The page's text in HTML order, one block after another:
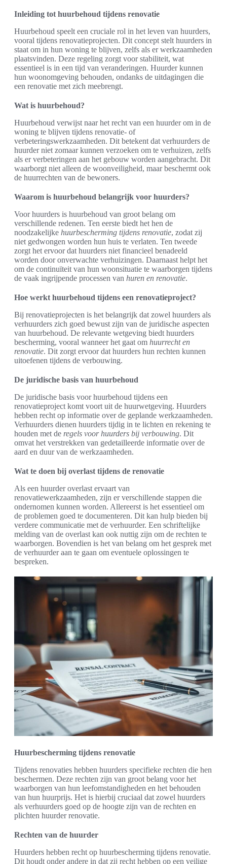
Inleiding tot huurbehoud tijdens renovatie
Huurbehoud speelt een cruciale rol in het leven van huurders,
vooral tijdens renovatieprojecten. Dit concept stelt huurders in
staat om in hun woning te blijven, zelfs als er werkzaamheden
plaatsvinden. Deze regeling zorgt voor stabiliteit, wat
essentieel is in een tijd van veranderingen. Huurder kunnen
hun woonomgeving behouden, ondanks de uitdagingen die
een renovatie met zich meebrengt.
Wat is huurbehoud?
Huurbehoud verwijst naar het recht van een huurder om in de
woning te blijven tijdens renovatie- of
verbeteringswerkzaamheden. Dit betekent dat verhuurders de
huurder niet zomaar kunnen verzoeken om te verhuizen, zelfs
als er verbeteringen aan het gebouw worden aangebracht. Dit
waarborgt niet alleen de woonveiligheid, maar beschermt ook
de huurrechten van de bewoners.
Waarom is huurbehoud belangrijk voor huurders?
Voor huurders is huurbehoud van groot belang om
verschillende redenen. Ten eerste biedt het hen de
noodzakelijke huurbescherming tijdens renovatie, zodat zij
niet gedwongen worden hun huis te verlaten. Ten tweede
zorgt het ervoor dat huurders niet financieel benadeeld
worden door onverwachte verhuizingen. Daarnaast helpt het
om de continuïteit van hun woonsituatie te waarborgen tijdens
de vaak ingrijpende processen van huren en renovatie.
Hoe werkt huurbehoud tijdens een renovatieproject?
Bij renovatieprojecten is het belangrijk dat zowel huurders als
verhuurders zich goed bewust zijn van de juridische aspecten
van huurbehoud. De relevante wetgeving biedt huurders
bescherming, vooral wanneer het gaat om huurrecht en
renovatie. Dit zorgt ervoor dat huurders hun rechten kunnen
uitoefenen tijdens de verbouwing.
De juridische basis van huurbehoud
De juridische basis voor huurbehoud tijdens een
renovatieproject komt voort uit de huurwetgeving. Huurders
hebben recht op informatie over de geplande werkzaamheden.
Verhuurders dienen huurders tijdig in te lichten en rekening te
houden met de regels voor huurders bij verbouwing. Dit
omvat het verstrekken van gedetailleerde informatie over de
aard en duur van de werkzaamheden.
Wat te doen bij overlast tijdens de renovatie
Als een huurder overlast ervaart van
renovatiewerkzaamheden, zijn er verschillende stappen die
ondernomen kunnen worden. Allereerst is het essentieel om
de problemen goed te documenteren. Dit kan hulp bieden bij
verdere communicatie met de verhuurder. Een schriftelijke
melding van de overlast kan ook nuttig zijn om de rechten te
waarborgen. Bovendien is het van belang om het gesprek met
de verhuurder aan te gaan om eventuele oplossingen te
bespreken.
Huurbescherming tijdens renovatie
Tijdens renovaties hebben huurders specifieke rechten die hen
beschermen. Deze rechten zijn van groot belang voor het
waarborgen van hun leefomstandigheden en het behouden
van hun huurprijs. Het is hierbij cruciaal dat zowel huurders
als verhuurders goed op de hoogte zijn van de rechten en
plichten huurder renovatie.
Rechten van de huurder
Huurders hebben recht op huurbescherming tijdens renovatie.
Dit houdt onder andere in dat zij recht hebben op een veilige